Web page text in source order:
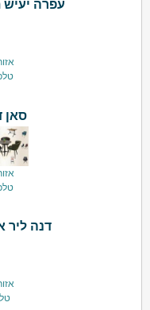
עפרה יעיש
טלפון:
סאן
טלפון:
דנה ליר
טלפון: